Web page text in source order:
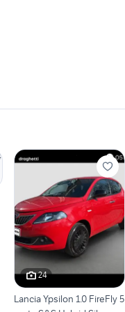
24
Lancia Ypsilon 1.0 FireFly 5